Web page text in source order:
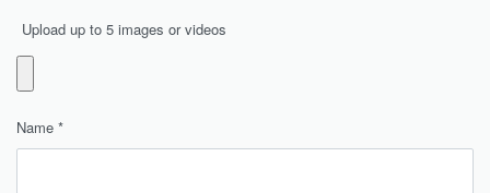
Upload up to 5 images or videos
Name *